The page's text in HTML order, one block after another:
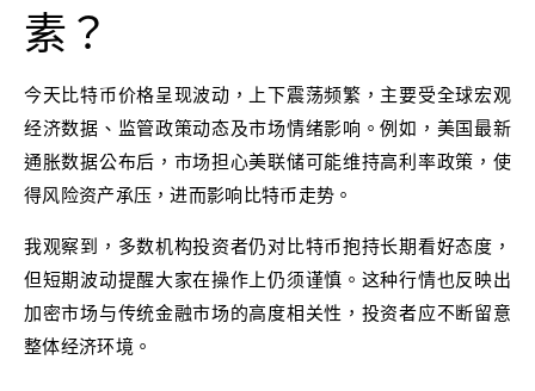
素？
今天比特币价格呈现波动，上下震荡频繁，主要受全球宏观
经济数据、监管政策动态及市场情绪影响。例如，美国最新
通胀数据公布后，市场担心美联储可能维持高利率政策，使
得风险资产承压，进而影响比特币走势。
我观察到，多数机构投资者仍对比特币抱持长期看好态度，
但短期波动提醒大家在操作上仍须谨慎。这种行情也反映出
加密市场与传统金融市场的高度相关性，投资者应不断留意
整体经济环境。